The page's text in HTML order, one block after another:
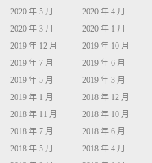
2020 年 5 月
2020 年 4 月
2020 年 3 月
2020 年 1 月
2019 年 12 月
2019 年 10 月
2019 年 7 月
2019 年 6 月
2019 年 5 月
2019 年 3 月
2019 年 1 月
2018 年 12 月
2018 年 11 月
2018 年 10 月
2018 年 7 月
2018 年 6 月
2018 年 5 月
2018 年 4 月